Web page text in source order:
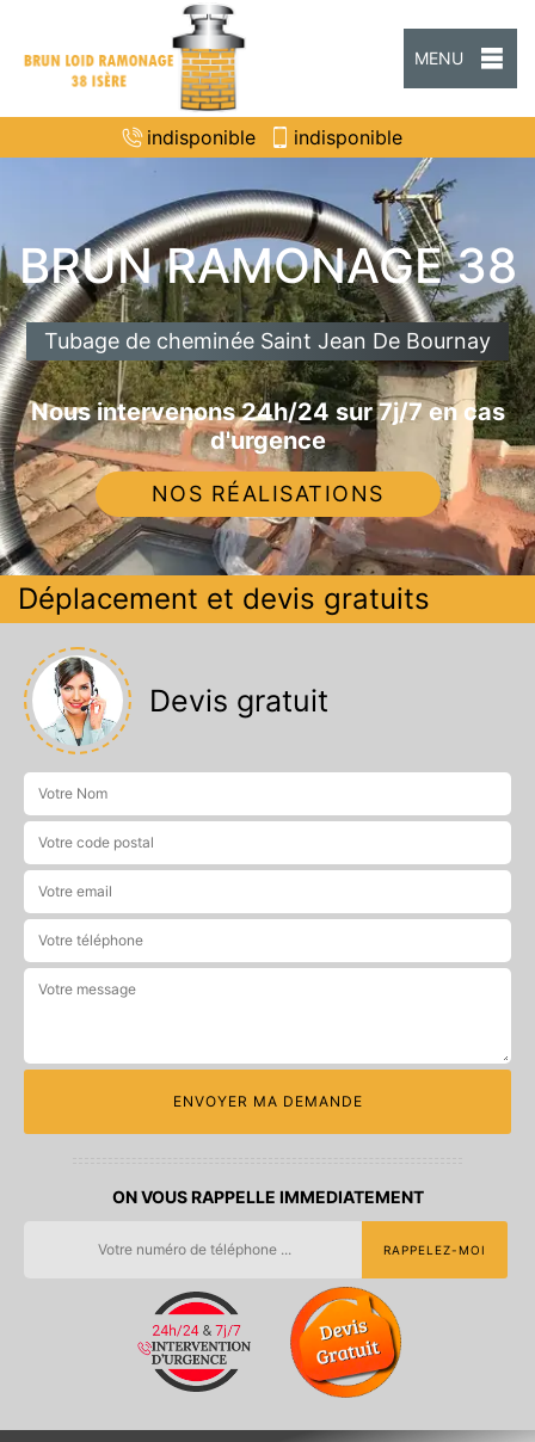
MENU
indisponible indisponible
BRUN RAMONAGE 38
Tubage de cheminée Saint Jean De Bournay
Nous intervenons 24h/24 sur 7j/7 en cas
d'urgence
NOS RÉALISATIONS
Déplacement et devis gratuits
Devis gratuit
ON VOUS RAPPELLE IMMEDIATEMENT